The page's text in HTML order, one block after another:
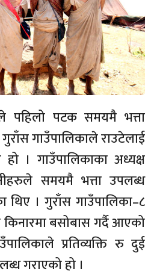
पहिलो पटक समयमै भत्ता
गाउँपालिकाले राउटेलाई
। गाउँपालिकाका अध्यक्ष
समयमै भत्ता उपलब्ध
थिए । गुराँस गाउँपालिका–८
बसोबास गर्दै आएको
प्रतिव्यक्ति रु दुई
गराएको हो ।